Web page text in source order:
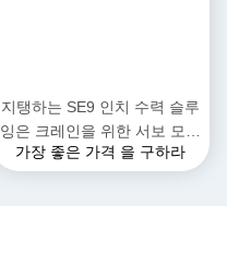
지탱하는 SE9 인치 수력 슬루
잉은 크레인을 위한 서보 모터
로 구동합니다
가장 좋은 가격 을 구하라